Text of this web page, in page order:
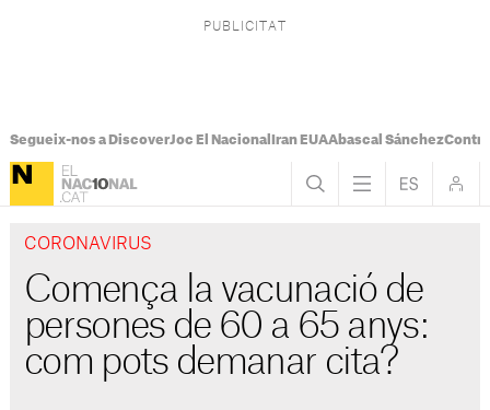
Segueix-nos a DiscoverJoc El Nacional Iran EUAAbascal Sánchez
CORONAVIRUS
Comença la vacunació de
persones de 60 a 65 anys:
com pots demanar cita?